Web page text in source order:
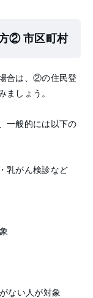
② 市区町村
合は、②の住民登
ましょう。
一般的には以下の
乳がん検診など
ない人が対象